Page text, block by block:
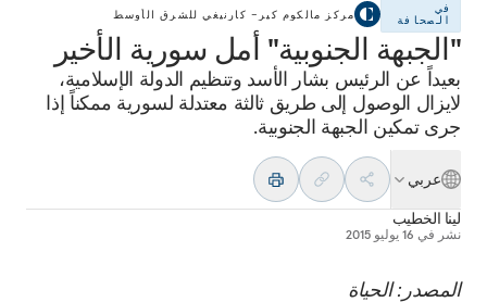
في
الصحافة
مركز مالكوم كير– كارنيغي للشرق الأوسط
"الجبهة الجنوبية" أمل سورية الأخير
بعيداً عن الرئيس بشار الأسد وتنظيم الدولة الإسلامية،
لايزال الوصول إلى طريق ثالثة معتدلة لسورية ممكناً إذا
جرى تمكين الجبهة الجنوبية.
عربي
لينا الخطيب
نشر في 16 يوليو 2015
المصدر: الحياة